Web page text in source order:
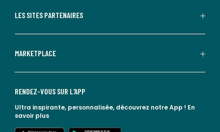
LES SITES PARTENAIRES
MARKETPLACE
RENDEZ-VOUS SUR L'APP
Ultra inspirante, personnalisée, découvrez notre App ! En
savoir plus
lien vers l'app store
lien vers google play